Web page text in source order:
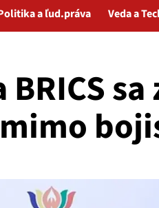
a ľud.práva Veda a
sa